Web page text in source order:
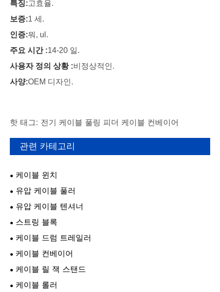
특징:고효율.
보증:1 세.
인증:뭐, ul.
주요 시간 :14-20 일.
사용자 정의 상황 :비정상적인.
사양:OEM 디자인.
핫 태그: 전기 케이블 풀링 피더 케이블 컨베이어
관련 카테고리
케이블 윈치
유압 케이블 풀러
유압 케이블 텐셔너
스트링 블록
케이블 드럼 트레일러
케이블 컨베이어
케이블 릴 잭 스탠드
케이블 롤러